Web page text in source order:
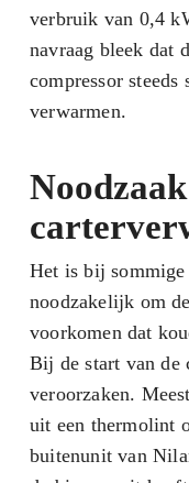
verbruik van 0,4
navraag bleek dat
compressor
verwarmen.
Het is bij sommige
noodzakelijk om
voorkomen dat
Bij de start van de
veroorzaken.
uit een thermolint
buitenunit van